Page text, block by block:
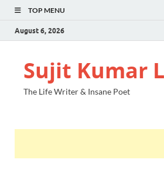
TOP MENU
August 6, 2026
Sujit Kumar
The Life Writer & Insane Poet